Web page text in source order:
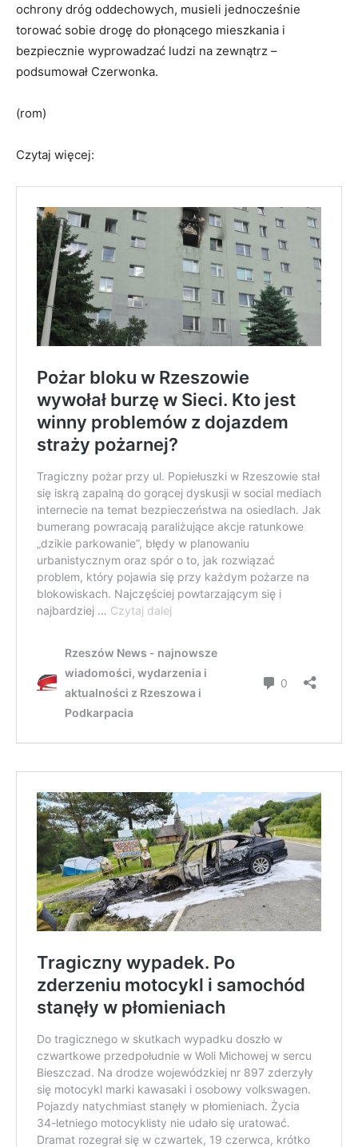
ochrony dróg oddechowych, musieli jednocześnie
torować sobie drogę do płonącego mieszkania i
bezpiecznie wyprowadzać ludzi na zewnątrz –
podsumował Czerwonka.
(rom)
Czytaj więcej: